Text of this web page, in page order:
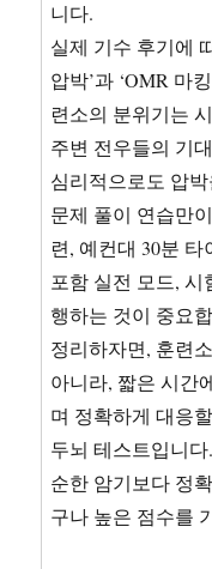
니다.
실제 기수 후기에
압박’과 ‘OMR 마
련소의 분위기는
주변 전우들의 기
심리적으로도 압
문제 풀이 연습만
련, 예컨대 30분
포함 실전 모드,
행하는 것이 중요
정리하자면, 훈련
아니라, 짧은 시간
며 정확하게 대응
두뇌 테스트입니
순한 암기보다 정
구나 높은 점수를